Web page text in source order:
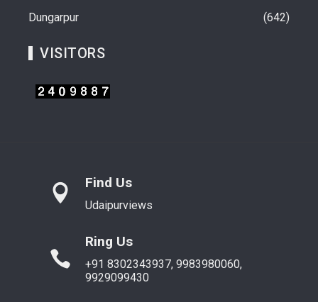
Dungarpur
642
VISITORS
Find Us
Udaipurviews
Ring Us
+91 8302343937, 9983980060,
9929099430